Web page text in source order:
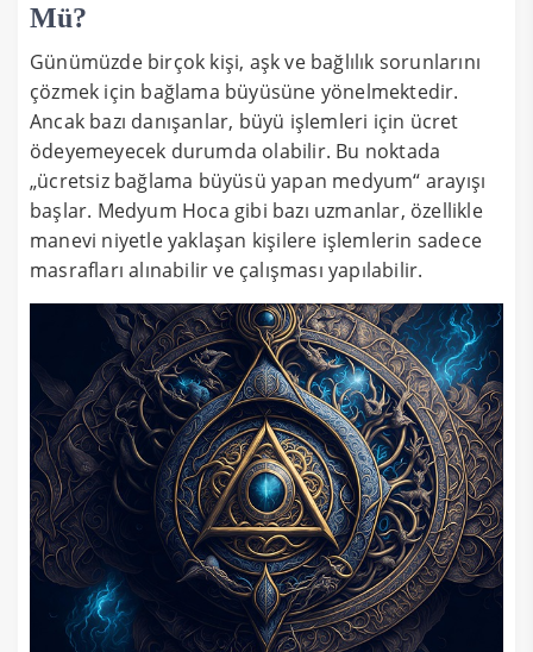
Mü?
Günümüzde birçok kişi, aşk ve bağlılık sorunlarını
çözmek için bağlama büyüsüne yönelmektedir.
Ancak bazı danışanlar, büyü işlemleri için ücret
ödeyemeyecek durumda olabilir. Bu noktada
„ücretsiz bağlama büyüsü yapan medyum“ arayışı
başlar. Medyum Hoca gibi bazı uzmanlar, özellikle
manevi niyetle yaklaşan kişilere işlemlerin sadece
masrafları alınabilir ve çalışması yapılabilir.